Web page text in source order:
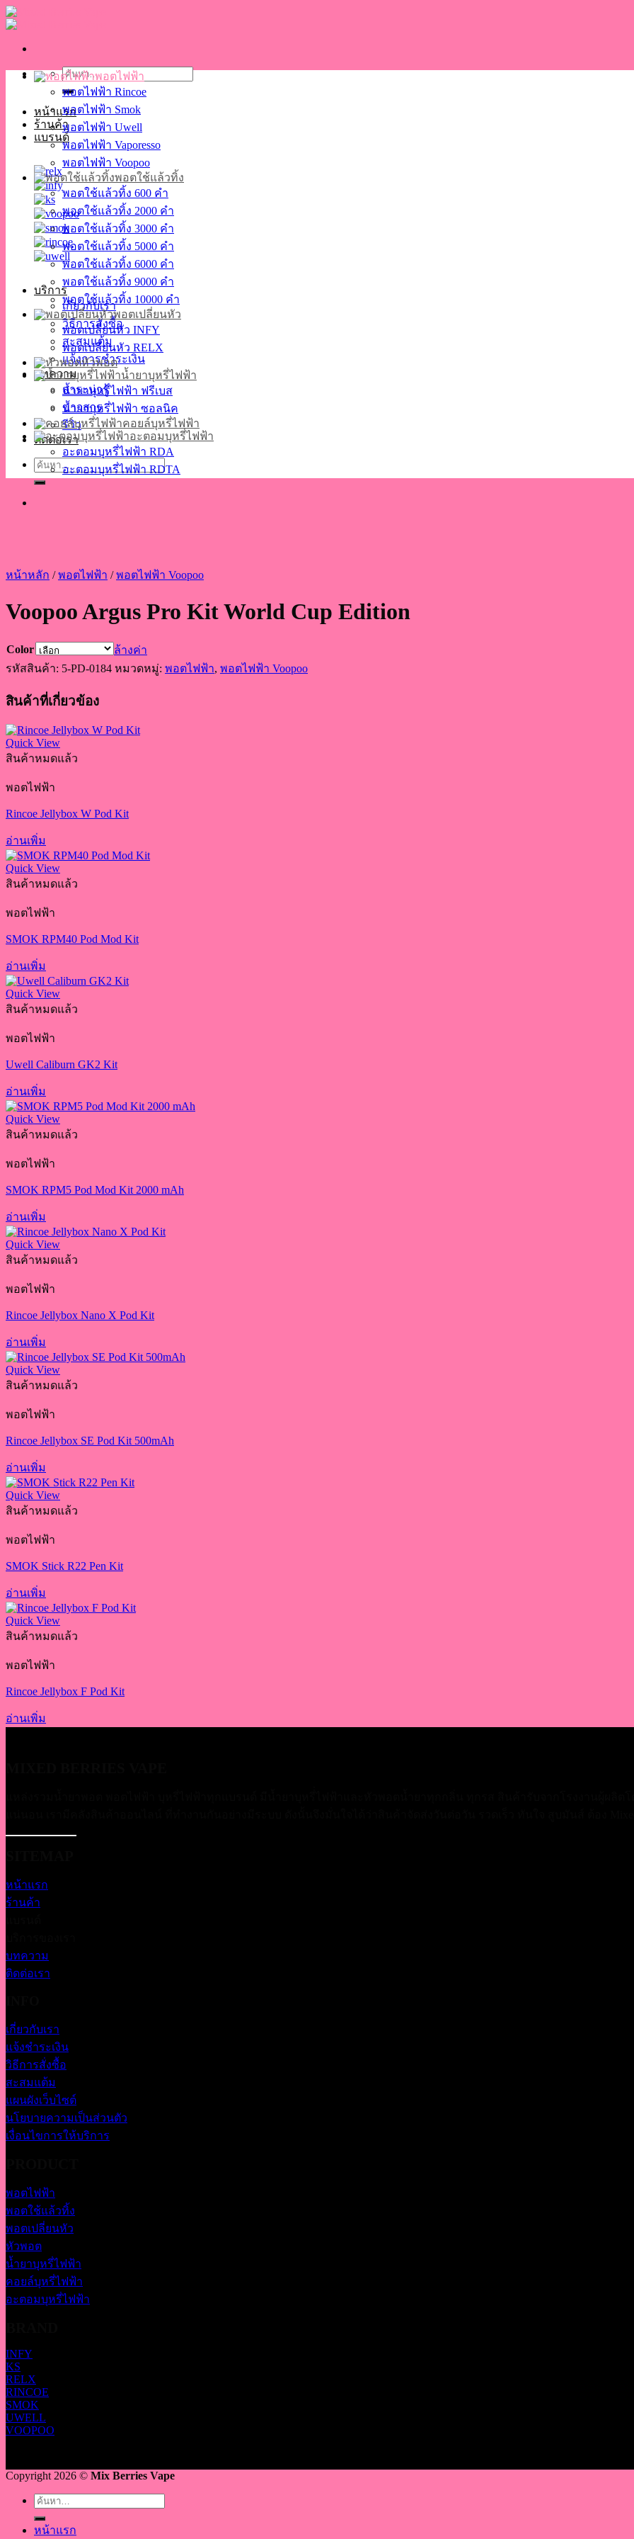
Skip
to
ค้นหา:
หน้าแรก
ร้านค้า
แบรนด์
บริการ
เกี่ยวกับเรา
วิธีการสั่งซื้อ
สะสมแต้ม
แจ้งการชำระเงิน
บทความ
สาระน่ารู้
ข่าวสาร
รีวิว
ติดต่อเรา
ค้นหา:
พอตไฟฟ้า
พอตไฟฟ้า Rincoe
พอตไฟฟ้า Smok
พอตไฟฟ้า Uwell
พอตไฟฟ้า Vaporesso
พอตไฟฟ้า Voopoo
พอตใช้แล้วทิ้ง
พอตใช้แล้วทิ้ง 600 คำ
พอตใช้แล้วทิ้ง 2000 คำ
พอตใช้แล้วทิ้ง 3000 คำ
พอตใช้แล้วทิ้ง 5000 คำ
พอตใช้แล้วทิ้ง 6000 คำ
พอตใช้แล้วทิ้ง 9000 คำ
พอตใช้แล้วทิ้ง 10000 คำ
พอตเปลี่ยนหัว
พอตเปลี่ยนหัว INFY
พอตเปลี่ยนหัว RELX
หัวพอต
น้ำยาบุหรี่ไฟฟ้า
น้ำยาบุหรี่ไฟฟ้า ฟรีเบส
น้ำยาบุหรี่ไฟฟ้า ซอลนิค
คอยล์บุหรี่ไฟฟ้า
อะตอมบุหรี่ไฟฟ้า
อะตอมบุหรี่ไฟฟ้า RDA
อะตอมบุหรี่ไฟฟ้า RDTA
หน้าหลัก / พอตไฟฟ้า / พอตไฟฟ้า Voopoo
Voopoo Argus Pro Kit World Cup Edition
Color
ล้างค่า
รหัสสินค้า: 5-PD-0184 หมวดหมู่: พอตไฟฟ้า, พอตไฟฟ้า Voopoo
สินค้าที่เกี่ยวข้อง
Quick View
สินค้าหมดแล้ว
พอตไฟฟ้า
Rincoe Jellybox W Pod Kit
อ่านเพิ่ม
Quick View
สินค้าหมดแล้ว
พอตไฟฟ้า
SMOK RPM40 Pod Mod Kit
อ่านเพิ่ม
Quick View
สินค้าหมดแล้ว
พอตไฟฟ้า
Uwell Caliburn GK2 Kit
อ่านเพิ่ม
Quick View
สินค้าหมดแล้ว
พอตไฟฟ้า
SMOK RPM5 Pod Mod Kit 2000 mAh
อ่านเพิ่ม
Quick View
สินค้าหมดแล้ว
พอตไฟฟ้า
Rincoe Jellybox Nano X Pod Kit
อ่านเพิ่ม
Quick View
สินค้าหมดแล้ว
พอตไฟฟ้า
Rincoe Jellybox SE Pod Kit 500mAh
อ่านเพิ่ม
Quick View
สินค้าหมดแล้ว
พอตไฟฟ้า
SMOK Stick R22 Pen Kit
อ่านเพิ่ม
Quick View
สินค้าหมดแล้ว
พอตไฟฟ้า
Rincoe Jellybox F Pod Kit
อ่านเพิ่ม
หน้าแรก
ร้านค้า
บทความ
ติดต่อเรา
เกี่ยวกับเรา
แจ้งชำระเงิน
วิธีการสั่งซื้อ
สะสมแต้ม
แผนผังเว็บไซต์
นโยบายความเป็นส่วนตัว
เงื่อนไขการให้บริการ
พอตไฟฟ้า
พอตใช้แล้วทิ้ง
พอตเปลี่ยนหัว
หัวพอต
น้ำยาบุหรี่ไฟฟ้า
คอยล์บุหรี่ไฟฟ้า
อะตอมบุหรี่ไฟฟ้า
INFY
KS
RELX
RINCOE
SMOK
UWELL
VOOPOO
Copyright 2026 © Mix Berries Vape
ค้นหา:
หน้าแรก